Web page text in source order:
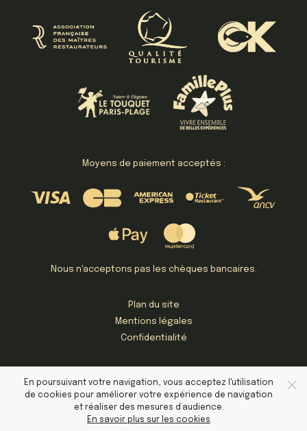
Moyens de paiement acceptés :
Nous n'acceptons pas les chèques bancaires.
Plan du site
Mentions légales
Confidentialité
En poursuivant votre navigation, vous acceptez l'utilisation
de cookies pour améliorer votre expérience de navigation
et réaliser des mesures d’audience.
En savoir plus sur les cookies